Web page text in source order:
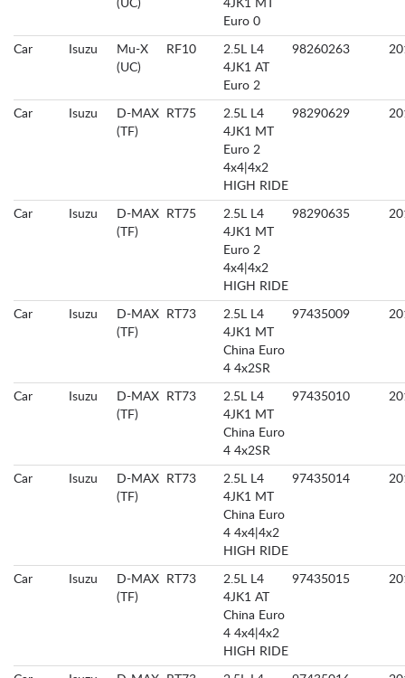
(UC)
4JK1 MT
Euro 0
Car Isuzu
Mu-X
(UC)
RF10
2.5L L4
4JK1 AT
Euro 2
98260263
Car Isuzu
D-MAX
(TF)
RT75
2.5L L4
4JK1 MT
Euro 2
4x4|4x2
HIGH RIDE
98290629
Car Isuzu
D-MAX
(TF)
RT75
2.5L L4
4JK1 MT
Euro 2
4x4|4x2
HIGH RIDE
98290635
Car Isuzu
D-MAX
(TF)
RT73
2.5L L4
4JK1 MT
China Euro
4 4x2SR
97435009
Car Isuzu
D-MAX
(TF)
RT73
2.5L L4
4JK1 MT
China Euro
4 4x2SR
97435010
Car Isuzu
D-MAX
(TF)
RT73
2.5L L4
4JK1 MT
China Euro
4 4x4|4x2
HIGH RIDE
97435014
Car Isuzu
D-MAX
(TF)
RT73
2.5L L4
4JK1 AT
China Euro
4 4x4|4x2
HIGH RIDE
97435015